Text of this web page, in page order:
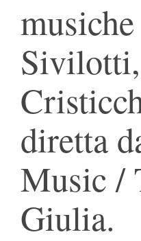
diretta
Music /
Giulia.